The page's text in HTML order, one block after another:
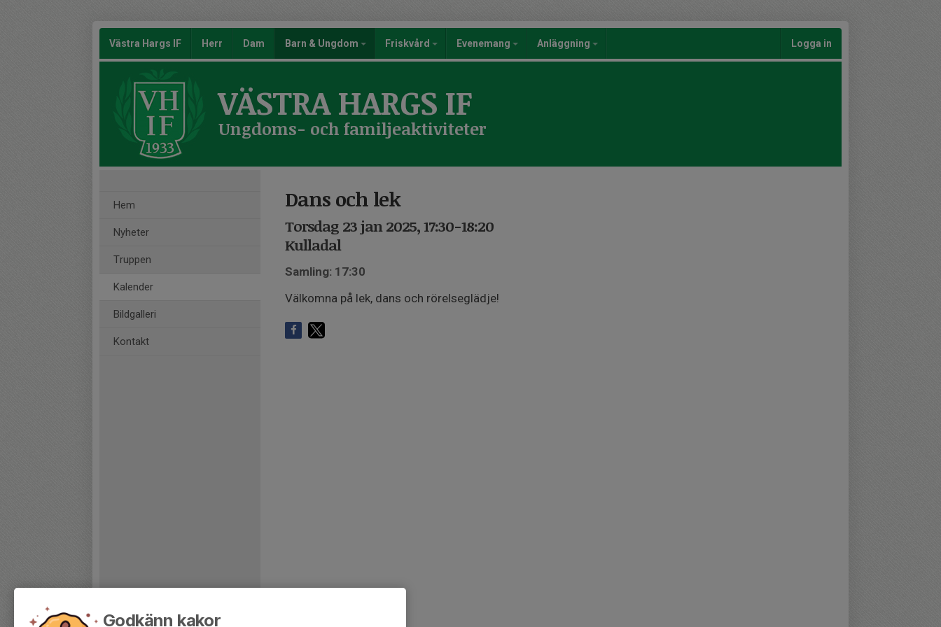
Västra Hargs IF Herr Dam Barn & Ungdom Friskvård Evenemang Anläggning Logga in
VÄSTRA HARGS IF
Ungdoms- och familjeaktiviteter
Hem
Nyheter
Truppen
Kalender
Bildgalleri
Kontakt
Dans och lek
Torsdag 23 jan 2025, 17:30-18:20
Kulladal
Samling: 17:30
Välkomna på lek, dans och rörelseglädje!
Godkänn kakor